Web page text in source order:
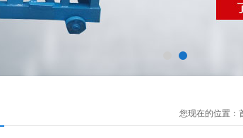
您现在的位置：